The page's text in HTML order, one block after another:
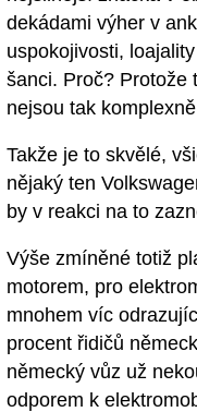
dekádami výher v
uspokojivosti,
šanci. Proč? Protože
nejsou tak
Takže je to skvělé,
nějaký ten
by v reakci na to
Výše zmíněné totiž
motorem, pro
mnohem víc
procent řidičů
německý vůz už
odporem k